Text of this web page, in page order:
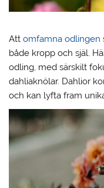
Attomfamna odlingen
både kropp och själ.
odling, med särskilt
dahliaknölar. Dahlior
och kan lyfta fram